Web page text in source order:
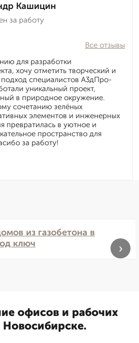
Кашицин
за работу
Все отзывы
для разработки
хочу отметить творческий и
специалистов А3дПро-
уникальный проект,
в природное окружение.
сочетанию зелёных
элементов и инженерных
превратилась в уютное и
пространство для
за работу!
из газобетона в
ключ
›
офисов и рабочих
Новосибирске.